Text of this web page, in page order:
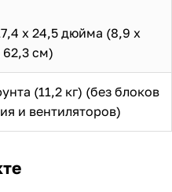
х 24,5 дюйма (8,9 х
62,3 см)
(11,2 кг) (без блоков
и вентиляторов)